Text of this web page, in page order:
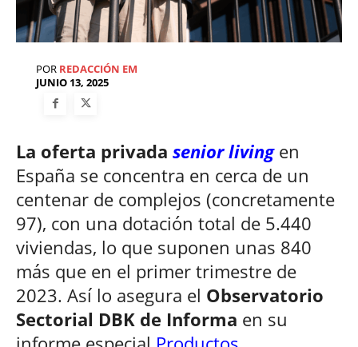
POR REDACCIÓN EM
JUNIO 13, 2025
La oferta privada senior living en
España se concentra en cerca de un
centenar de complejos (concretamente
97), con una dotación total de 5.440
viviendas, lo que suponen unas 840
más que en el primer trimestre de
2023. Así lo asegura el Observatorio
Sectorial DBK de Informa en su